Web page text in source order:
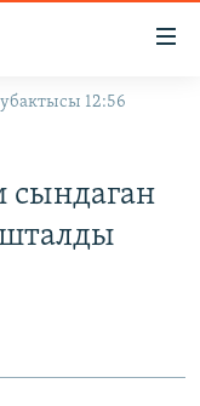
12:56
сындаган